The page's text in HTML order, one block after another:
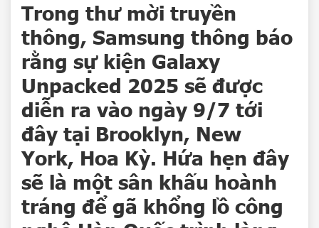
Trong thư mời truyền
thông, Samsung thông báo
rằng sự kiện Galaxy
Unpacked 2025 sẽ được
diễn ra vào ngày 9/7 tới
đây tại Brooklyn, New
York, Hoa Kỳ. Hứa hẹn đây
sẽ là một sân khấu hoành
tráng để gã khổng lồ công